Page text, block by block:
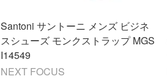
Santoni サントーニ メンズ ビジネ
スシューズ モンクストラップ MGS
I14549
NEXT FOCUS